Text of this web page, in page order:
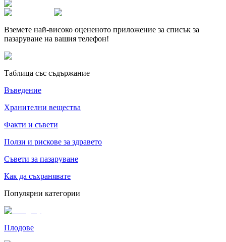
Вземете най-високо оцененото приложение за списък за
пазаруване на вашия телефон!
Таблица със съдържание
Въведение
Хранителни вещества
Факти и съвети
Ползи и рискове за здравето
Съвети за пазаруване
Как да съхранявате
Популярни категории
Плодове